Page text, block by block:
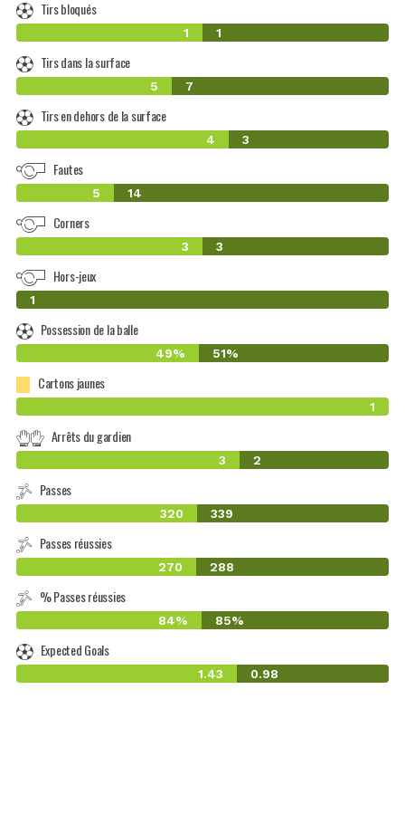
Tirs bloqués
1 1
Tirs dans la surface
5 7
Tirs en dehors de la surface
4 3
Fautes
5 14
Corners
3 3
Hors-jeux
0
1
Possession de la balle
49% 51%
Cartons jaunes
1
Arrêts du gardien
3 2
Passes
320 339
Passes réussies
270 288
% Passes réussies
84% 85%
Expected Goals
1.43 0.98